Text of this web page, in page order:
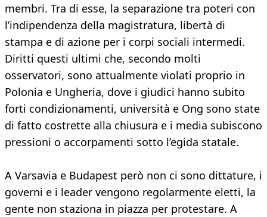
membri. Tra di esse, la separazione tra poteri con
l’indipendenza della magistratura, libertà di
stampa e di azione per i corpi sociali intermedi.
Diritti questi ultimi che, secondo molti
osservatori, sono attualmente violati proprio in
Polonia e Ungheria, dove i giudici hanno subito
forti condizionamenti, università e Ong sono state
di fatto costrette alla chiusura e i media subiscono
pressioni o accorpamenti sotto l’egida statale.
A Varsavia e Budapest però non ci sono dittature, i
governi e i leader vengono regolarmente eletti, la
gente non staziona in piazza per protestare. A